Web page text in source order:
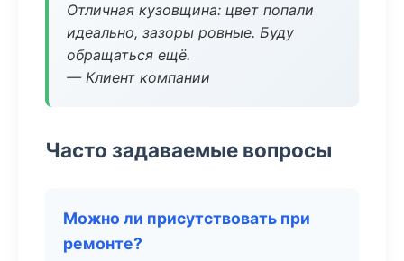
Отличная кузовщина: цвет попали
идеально, зазоры ровные. Буду
обращаться ещё.
— Клиент компании
Часто задаваемые вопросы
Можно ли присутствовать при
ремонте?